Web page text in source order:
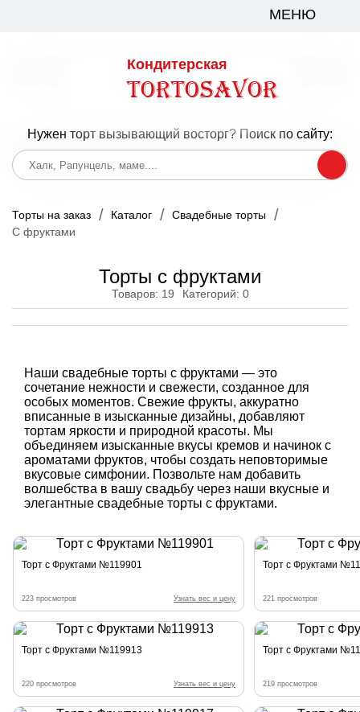
МЕНЮ
Кондитерская
TortoSavor
Нужен торт вызывающий восторг? Поиск по сайту:
Торты на заказ Каталог
Свадебные торты
С фруктами
Торты с фруктами
Товаров: 19 Категорий: 0
Наши свадебные торты с фруктами — это
сочетание нежности и свежести, созданное для
особых моментов. Свежие фрукты, аккуратно
вписанные в изысканные дизайны, добавляют
тортам яркости и природной красоты. Мы
объединяем изысканные вкусы кремов и начинок с
ароматами фруктов, чтобы создать неповторимые
вкусовые симфонии. Позвольте нам добавить
волшебства в вашу свадьбу через наши вкусные и
элегантные свадебные торты с фруктами.
Торт с Фруктами №119901
223 просмотров Узнать вес и цену
Торт с Фруктами
221 просмотров
Торт с Фруктами №119913
220 просмотров Узнать вес и цену
Торт с Фруктами
219 просмотров